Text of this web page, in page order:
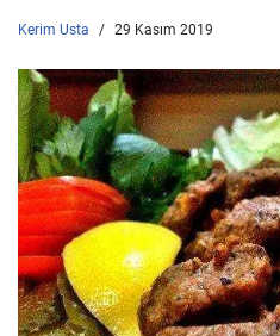
Kerim Usta 29 Kasım 2019